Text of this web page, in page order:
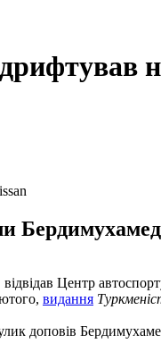
Центр
видання
доповів